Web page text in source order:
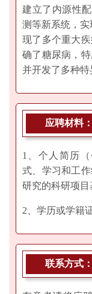
建立了内源性
测等新系统，
现了多个重大
确了糖尿病，
并开发了多种特
应聘材料：
1、个人简历
式、学习和工
研究的科研项目
2、学历或学籍
联系方式：